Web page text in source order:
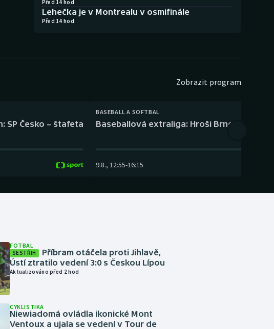
Před 14 hod
Lehečka je v Montrealu v osmifinále
Před 14 hod
Zobrazit program
SP Česko – štafeta
BASEBALL A SOFTBAL
Baseballová extraliga: Hroši Brno – Eagles
9.8., 12:55-16:15
FOTBAL
SESTŘIH
Příbram otáčela proti Jihlavě,
Ústí ztratilo vedení 3:0 s Českou Lípou
Aktualizováno před 2 hod
CYKLISTIKA
Niewiadomá ovládla ikonické Mont
Ventoux a ujala se vedení v Tour de